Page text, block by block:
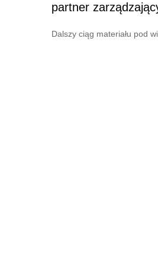
partner
Dalszy ciąg materiału pod